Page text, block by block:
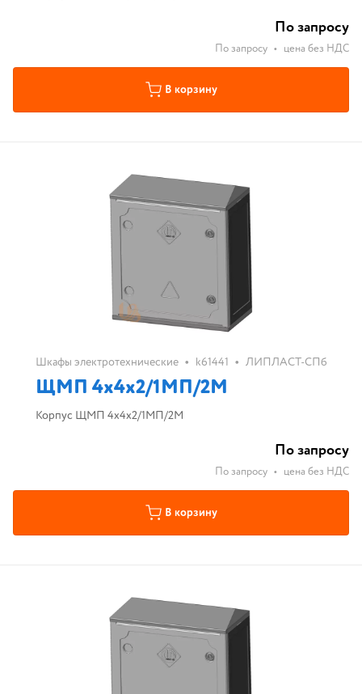
По запросу
По запросу • цена без НДС
В корзину
Шкафы электротехнические • k61441 • ЛИПЛАСТ-СПб
ЩМП 4х4х2/1МП/2М
Корпус ЩМП 4х4х2/1МП/2М
По запросу
По запросу • цена без НДС
В корзину